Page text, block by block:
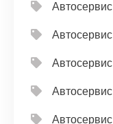
Автосервис
Автосервис
Автосервис
Автосервис
Автосервис